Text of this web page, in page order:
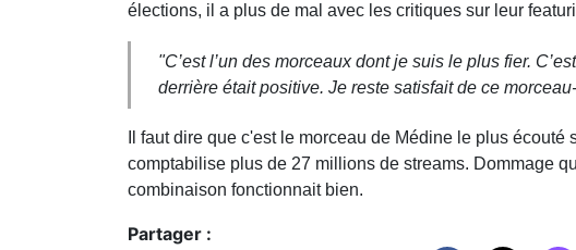
élections, il a plus de mal avec les critiques sur leur
"C’est l’un des morceaux dont je suis le plus fier.
derrière était positive. Je reste satisfait de ce
Il faut dire que c'est le morceau de Médine le plus
comptabilise plus de 27 millions de streams. Dommage
combinaison fonctionnait bien.
Partager :